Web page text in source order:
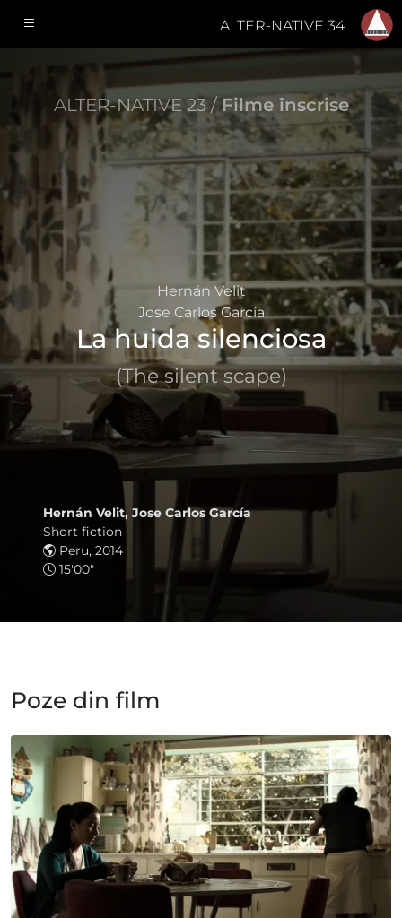
ALTER-NATIVE 34
ALTER-NATIVE 23 / Filme înscrise
Hernán Velit
Jose Carlos García
La huida silenciosa
(The silent scape)
Hernán Velit, Jose Carlos García
Short fiction
Peru, 2014
15'00"
Poze din film